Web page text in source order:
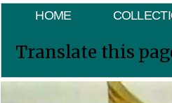
HOME
Translate this